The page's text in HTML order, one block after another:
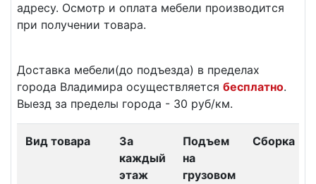
адресу. Осмотр и оплата мебели производится
при получении товара.
Доставка мебели(до подъезда) в пределах
города Владимира осуществляется бесплатно.
Выезд за пределы города - 30 руб/км.
Вид товара
За
каждый
этаж
Подъем
на
грузовом
Сборка